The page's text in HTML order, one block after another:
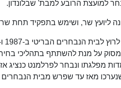
על מנת להשתתף בתהליכי בחירה
מפלגתו ונבחר לפרלמנט כנציג
מאז עד שפרש מבית הנבחרים